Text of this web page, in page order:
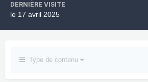
DERNIÈRE VISITE
le 17 avril 2025
Type de contenu